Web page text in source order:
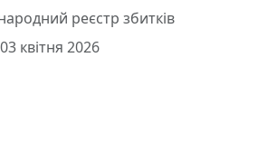
реєстр збитків
квітня 2026